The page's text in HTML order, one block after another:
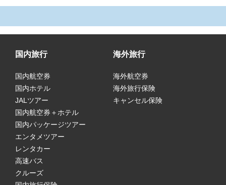
国内旅行
国内航空券
国内ホテル
JALツアー
国内航空券＋ホテル
国内パッケージツアー
エンタメツアー
レンタカー
高速バス
クルーズ
海外旅行
海外航空券
海外旅行保険
キャンセル保険